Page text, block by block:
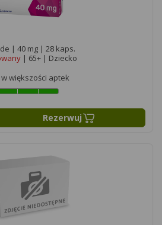
| 40 mg | 28 kaps.
| 65+ | Dziecko
większości aptek
Rezerwuj